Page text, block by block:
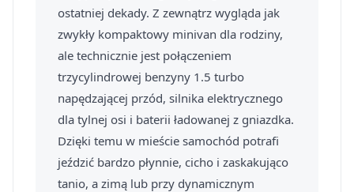
ostatniej dekady. Z zewnątrz wygląda jak
zwykły kompaktowy minivan dla rodziny,
ale technicznie jest połączeniem
trzycylindrowej benzyny 1.5 turbo
napędzającej przód, silnika elektrycznego
dla tylnej osi i baterii ładowanej z gniazdka.
Dzięki temu w mieście samochód potrafi
jeździć bardzo płynnie, cicho i zaskakująco
tanio, a zimą lub przy dynamicznym